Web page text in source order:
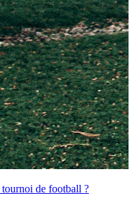
de football ?